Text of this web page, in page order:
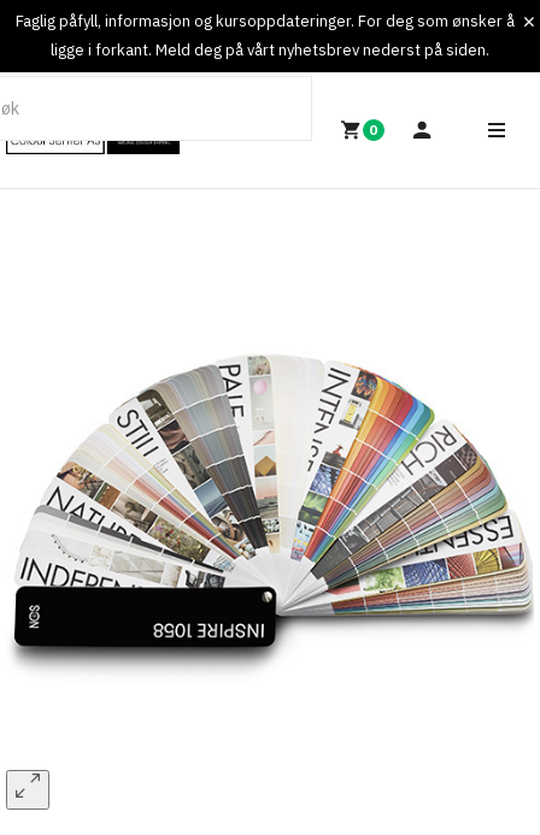
Faglig påfyll, informasjon og kursoppdateringer. For deg som ønsker å
ligge i forkant. Meld deg på vårt nyhetsbrev nederst på siden.
0